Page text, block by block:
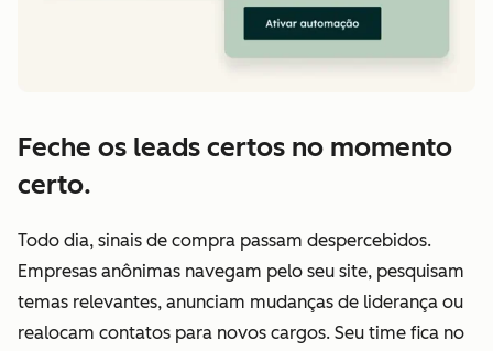
Feche os leads certos no momento
certo.
Todo dia, sinais de compra passam despercebidos.
Empresas anônimas navegam pelo seu site, pesquisam
temas relevantes, anunciam mudanças de liderança ou
realocam contatos para novos cargos. Seu time fica no